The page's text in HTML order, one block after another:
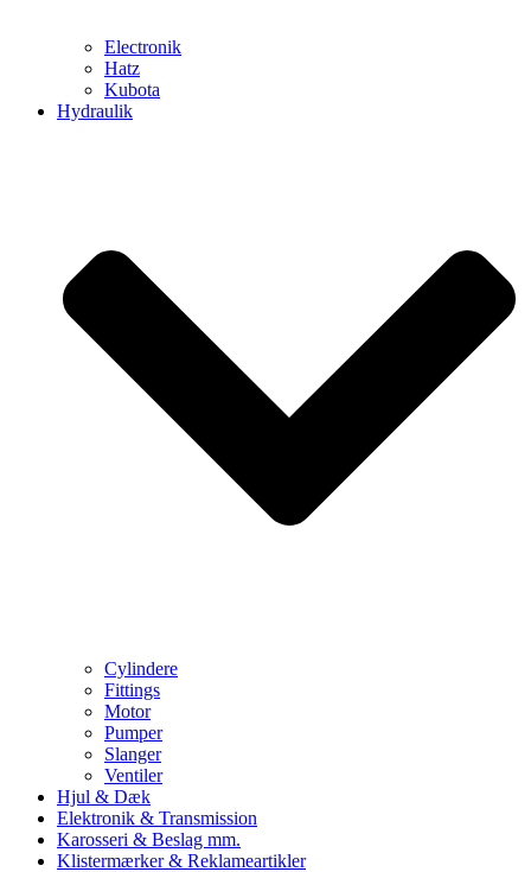
Electronik
Hatz
Kubota
Hydraulik
Cylindere
Fittings
Motor
Pumper
Slanger
Ventiler
Hjul & Dæk
Elektronik & Transmission
Karosseri & Beslag mm.
Klistermærker & Reklameartikler